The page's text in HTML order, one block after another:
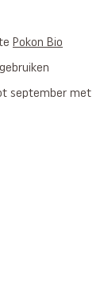
Pokon Bio
gebruiken
september met